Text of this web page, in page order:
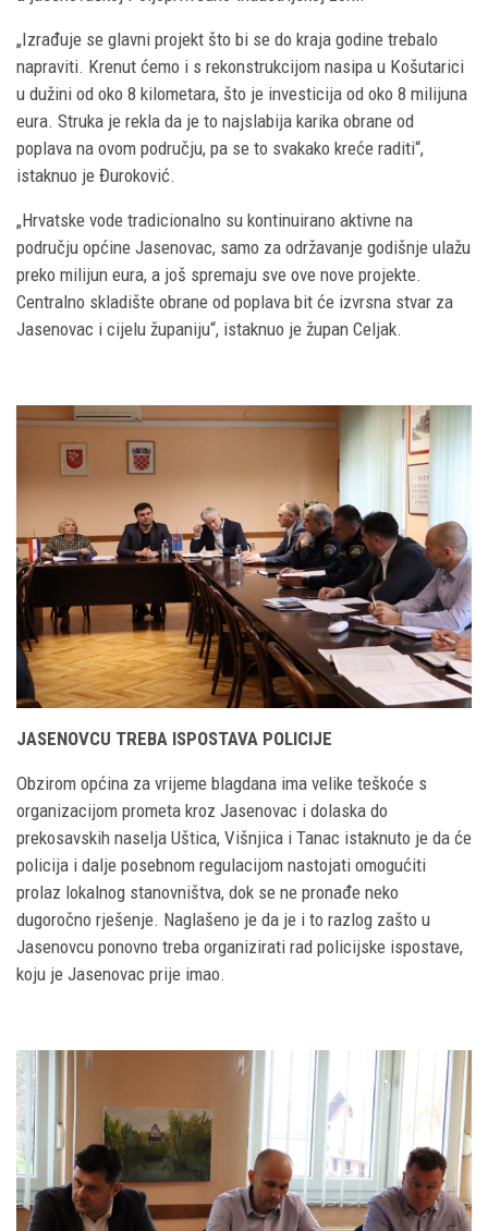
„Izrađuje se glavni projekt što bi se do kraja godine trebalo
napraviti. Krenut ćemo i s rekonstrukcijom nasipa u Košutarici
u dužini od oko 8 kilometara, što je investicija od oko 8 milijuna
eura. Struka je rekla da je to najslabija karika obrane od
poplava na ovom području, pa se to svakako kreće raditi“,
istaknuo je Đuroković.
„Hrvatske vode tradicionalno su kontinuirano aktivne na
području općine Jasenovac, samo za održavanje godišnje ulažu
preko milijun eura, a još spremaju sve ove nove projekte.
Centralno skladište obrane od poplava bit će izvrsna stvar za
Jasenovac i cijelu županiju“, istaknuo je župan Celjak.
JASENOVCU TREBA ISPOSTAVA POLICIJE
Obzirom općina za vrijeme blagdana ima velike teškoće s
organizacijom prometa kroz Jasenovac i dolaska do
prekosavskih naselja Uštica, Višnjica i Tanac istaknuto je da će
policija i dalje posebnom regulacijom nastojati omogućiti
prolaz lokalnog stanovništva, dok se ne pronađe neko
dugoročno rješenje. Naglašeno je da je i to razlog zašto u
Jasenovcu ponovno treba organizirati rad policijske ispostave,
koju je Jasenovac prije imao.